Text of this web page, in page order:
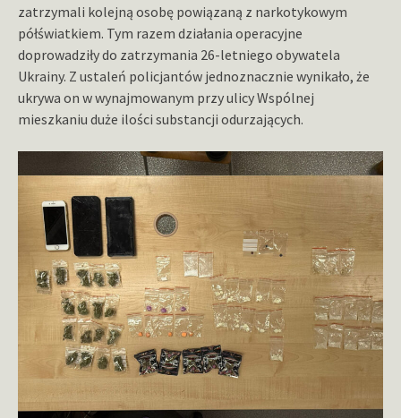
zatrzymali kolejną osobę powiązaną z narkotykowym
półświatkiem. Tym razem działania operacyjne
doprowadziły do zatrzymania 26-letniego obywatela
Ukrainy. Z ustaleń policjantów jednoznacznie wynikało, że
ukrywa on w wynajmowanym przy ulicy Wspólnej
mieszkaniu duże ilości substancji odurzających.